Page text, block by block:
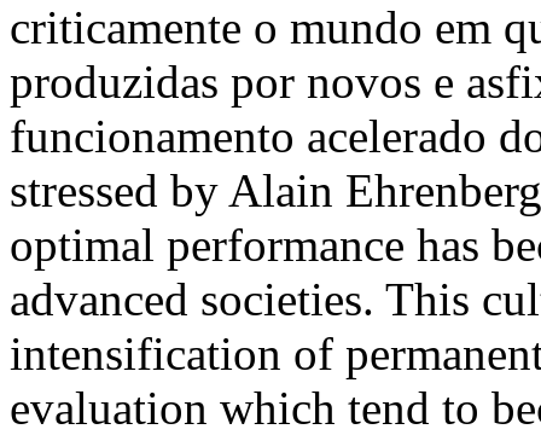
criticamente o mundo em
produzidas por novos e
funcionamento acelerado
stressed by Alain
optimal performance has
advanced societies. This
intensification of
evaluation which tend to